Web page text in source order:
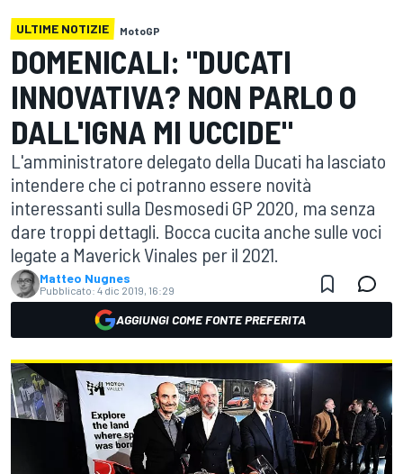
ULTIME NOTIZIE MotoGP
DOMENICALI: "DUCATI
INNOVATIVA? NON PARLO O
DALL'IGNA MI UCCIDE"
L'amministratore delegato della Ducati ha lasciato
intendere che ci potranno essere novità
interessanti sulla Desmosedi GP 2020, ma senza
dare troppi dettagli. Bocca cucita anche sulle voci
legate a Maverick Vinales per il 2021.
Matteo Nugnes
Pubblicato: 4 dic 2019, 16:29
AGGIUNGI COME FONTE PREFERITA